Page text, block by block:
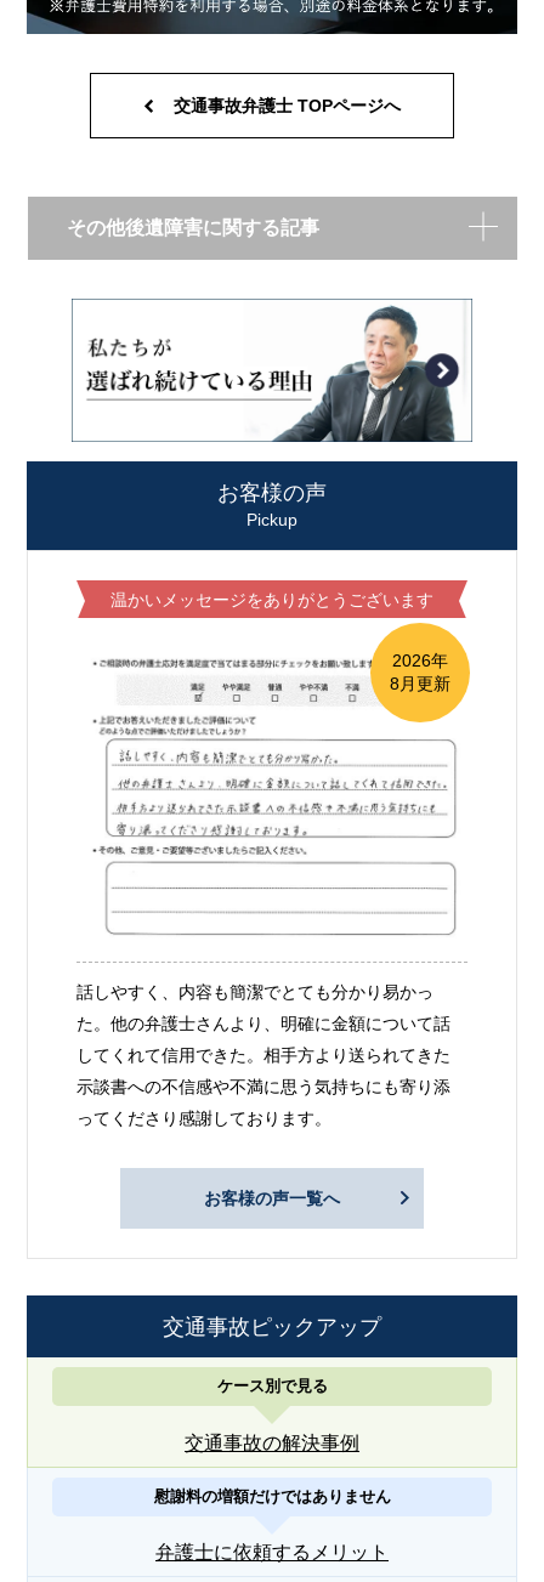
交通事故弁護士 TOPページへ
その他後遺障害に関する記事
お客様の声
Pickup
温かいメッセージをありがとうございます
2026年
8月更新
話しやすく、内容も簡潔でとても分かり易かっ
た。他の弁護士さんより、明確に金額について話
してくれて信用できた。相手方より送られてきた
示談書への不信感や不満に思う気持ちにも寄り添
ってくださり感謝しております。
お客様の声一覧へ
交通事故ピックアップ
ケース別で見る
交通事故の解決事例
慰謝料の増額だけではありません
弁護士に依頼するメリット